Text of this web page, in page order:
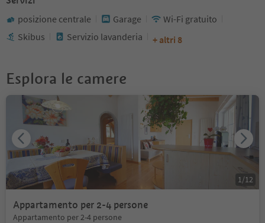
posizione centrale Garage
Wi-Fi gratuito
Skibus
Servizio lavanderia + altri 8
Esplora le camere
Appartamento per 2-4 persone
Appartamento per 2-4 persone
1 /12